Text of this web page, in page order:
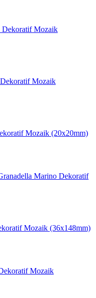
Dekoratif Mozaik
Mozaik
Mozaik (20x20mm)
Marino Dekoratif
Mozaik (36x148mm)
Mozaik